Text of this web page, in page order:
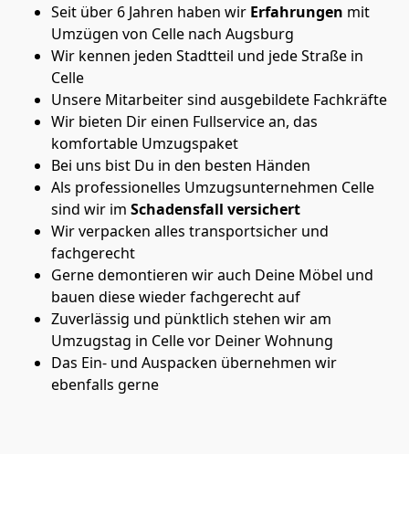
Seit über 6 Jahren haben wir Erfahrungen mit
Umzügen von Celle nach Augsburg
Wir kennen jeden Stadtteil und jede Straße in
Celle
Unsere Mitarbeiter sind ausgebildete Fachkräfte
Wir bieten Dir einen Fullservice an, das
komfortable Umzugspaket
Bei uns bist Du in den besten Händen
Als professionelles Umzugsunternehmen Celle
sind wir im Schadensfall versichert
Wir verpacken alles transportsicher und
fachgerecht
Gerne demontieren wir auch Deine Möbel und
bauen diese wieder fachgerecht auf
Zuverlässig und pünktlich stehen wir am
Umzugstag in Celle vor Deiner Wohnung
Das Ein- und Auspacken übernehmen wir
ebenfalls gerne